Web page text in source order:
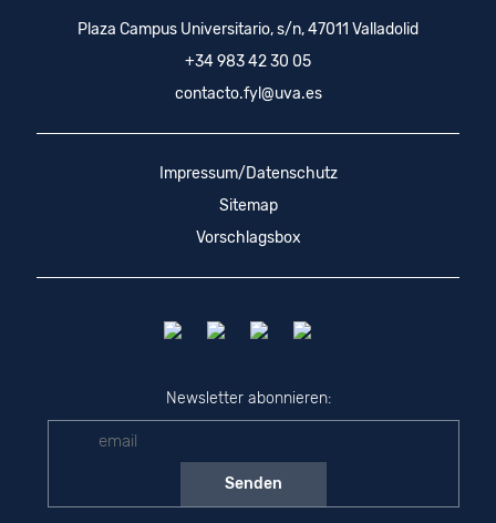
Plaza Campus Universitario, s/n, 47011 Valladolid
+34 983 42 30 05
contacto.fyl@uva.es
Impressum/Datenschutz
Sitemap
Vorschlagsbox
Newsletter abonnieren: